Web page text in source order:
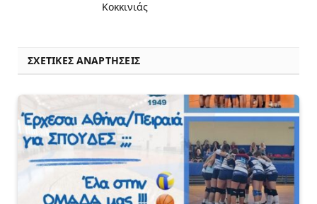
Κοκκινιάς
ΣΧΕΤΙΚΈΣ ΑΝΑΡΤΉΣΕΙΣ